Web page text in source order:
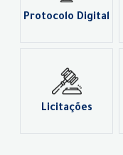
Protocolo Digital
Licitações